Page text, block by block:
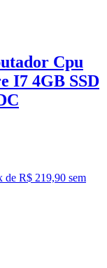
Cpu
I7 4GB SSD
de R$ 219,90 sem